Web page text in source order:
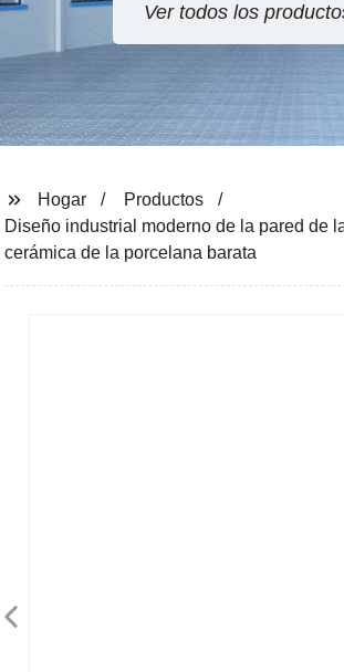
Hogar
Productos
Diseño industrial moderno de la pared de
cerámica de la porcelana barata